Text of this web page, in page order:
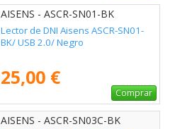
AISENS - ASCR-SN01-BK
Lector de DNI Aisens ASCR-SN01-
BK/ USB 2.0/ Negro
25,00 €
Comprar
AISENS - ASCR-SN03C-BK